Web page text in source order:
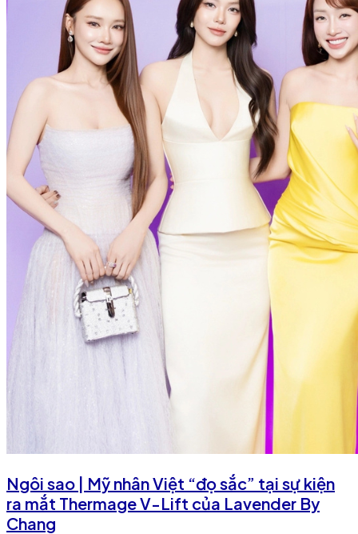
Ngôi sao | Mỹ nhân Việt “đọ sắc” tại sự kiện
ra mắt Thermage V-Lift của Lavender By
Chang